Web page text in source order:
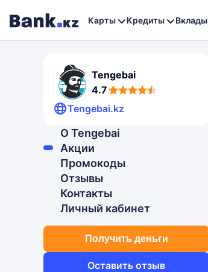
Карты Кредиты Вклады
Tengebai
4.7
rating
Tengebai.kz
О Tengebai
Акции
Промокоды
Отзывы
Контакты
Личный кабинет
Получить деньги
Оставить отзыв